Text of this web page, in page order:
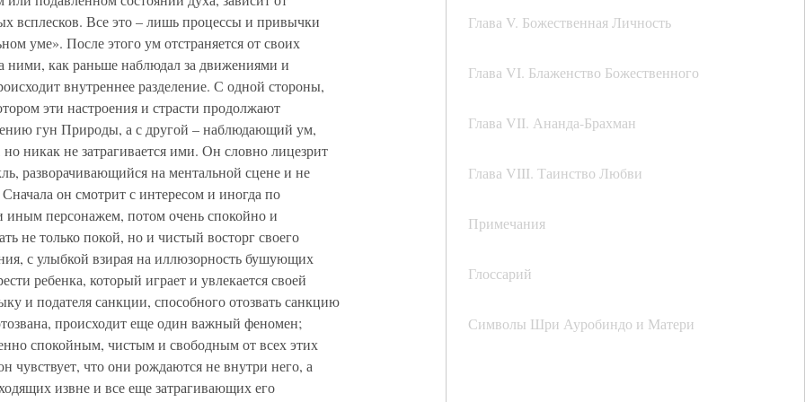
Глава V. Божественная Личность
Глава VI. Блаженство Божественного
Глава VII. Ананда-Брахман
Глава VIII. Таинство Любви
Примечания
Глоссарий
Символы Шри Ауробиндо и Матери
всплесков. Все это – лишь процессы и привычки
уме». После этого ум отстраняется от своих
ними, как раньше наблюдал за движениями и
внутреннее разделение. С одной стороны,
эти настроения и страсти продолжают
гун Природы, а с другой – наблюдающий ум,
никак не затрагивается ими. Он словно лицезрит
разворачивающийся на ментальной сцене и не
он смотрит с интересом и иногда по
иным персонажем, потом очень спокойно и
не только покой, но и чистый восторг своего
с улыбкой взирая на иллюзорность бушующих
ребенка, который играет и увлекается своей
и подателя санкции, способного отозвать санкцию
происходит еще один важный феномен;
спокойным, чистым и свободным от всех этих
чувствует, что они рождаются не внутри него, а
извне и все еще затрагивающих его